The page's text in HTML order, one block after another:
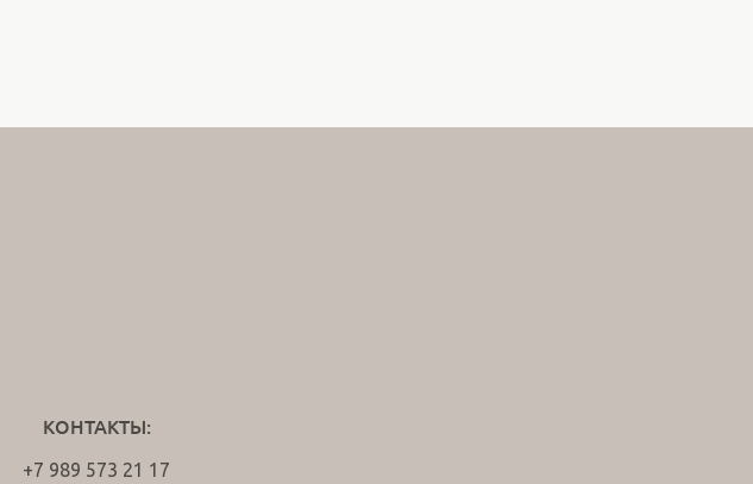
КОНТАКТЫ:
+7 989 573 21 17